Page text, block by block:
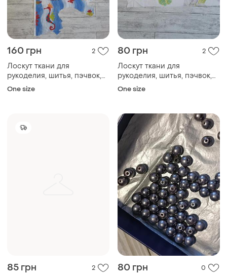
160 грн 2
Лоскут ткани для
рукоделия, шитья, пэчвок,
скрапбукинг. рыбы, море,
One size
80 грн 2
Лоскут ткани для
рукоделия, шитья, пэчвок,
скрапбукинг. большой
One size
85 грн 2 80 грн 0